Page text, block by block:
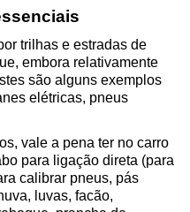
trilhas e estradas de
embora relativamente
são alguns exemplos
elétricas, pneus
vale a pena ter no carro
para ligação direta (para
calibrar pneus, pás
luvas, facão,